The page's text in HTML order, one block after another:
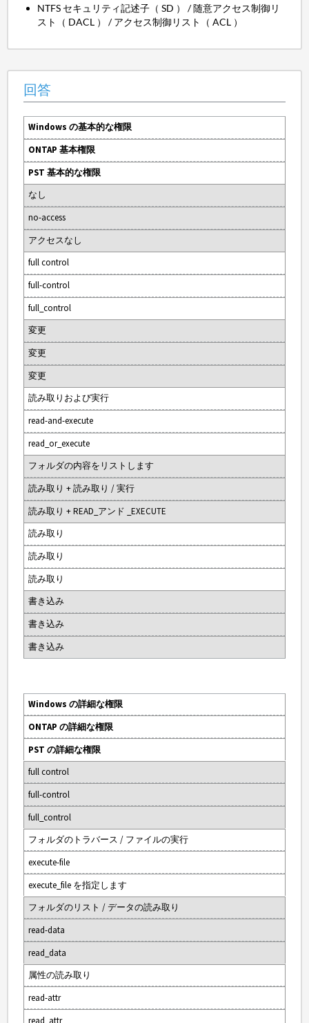
NTFS セキュリティ記述子（ SD ） / 随意アクセス制御リ
スト（ DACL ） / アクセス制御リスト（ ACL ）
回答
Windows の基本的な権限
ONTAP 基本権限
PST 基本的な権限
なし
no-access
アクセスなし
full control
full-control
full_control
変更
変更
変更
読み取りおよび実行
read-and-execute
read_or_execute
フォルダの内容をリストします
読み取り + 読み取り / 実行
読み取り + READ_アンド _EXECUTE
読み取り
読み取り
読み取り
書き込み
書き込み
書き込み
Windows の詳細な権限
ONTAP の詳細な権限
PST の詳細な権限
full control
full-control
full_control
フォルダのトラバース / ファイルの実行
execute-file
execute_file を指定します
フォルダのリスト / データの読み取り
read-data
read_data
属性の読み取り
read-attr
read_attr